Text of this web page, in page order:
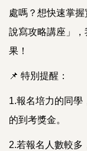
處嗎？想快速掌
說寫攻略講座」
果！
📌 特別提醒：
1.報名培力的同學
的到考獎金。
2.若報名人數較多